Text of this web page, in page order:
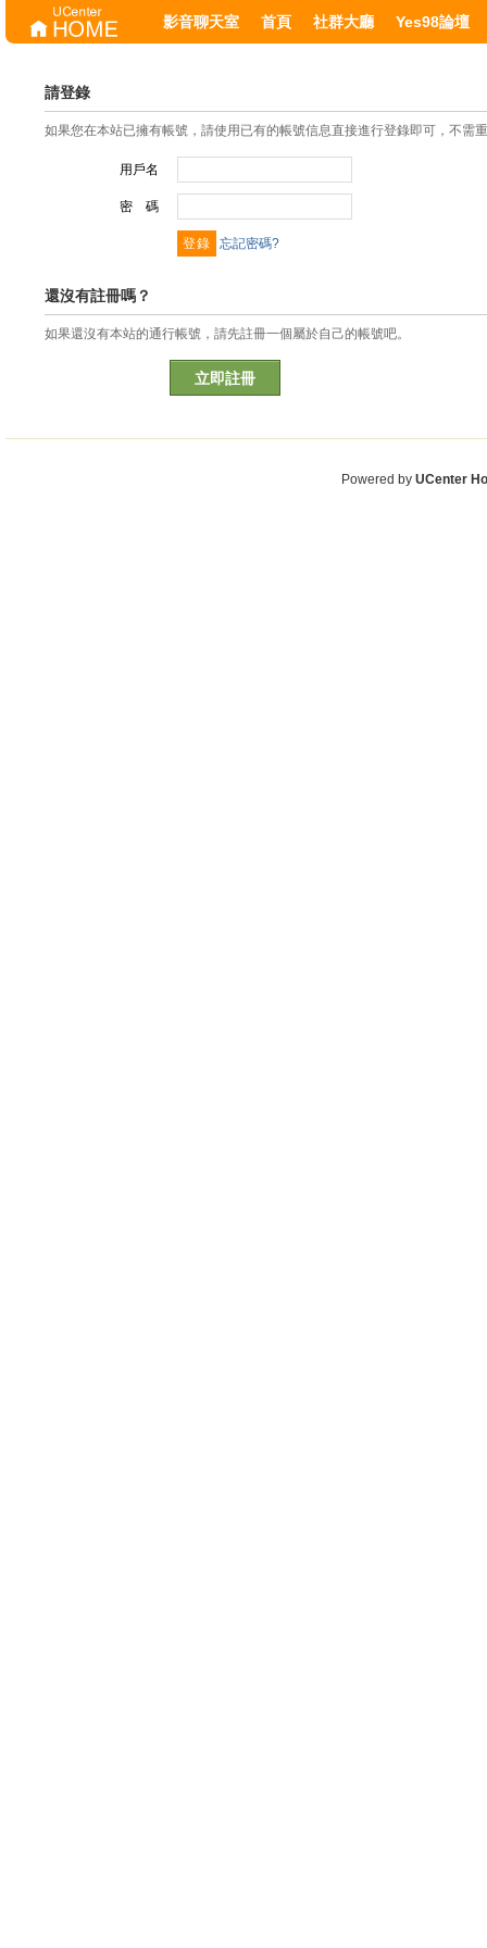
影音聊天室 首頁 社群大廳 Yes98論壇
請登錄
如果您在本站已擁有帳號，請使用已有的帳號信息直接進行登錄即可，不需
用戶名
密 碼
忘記密碼?
還沒有註冊嗎？
如果還沒有本站的通行帳號，請先註冊一個屬於自己的帳號吧。
立即註冊
Powered by UCenter